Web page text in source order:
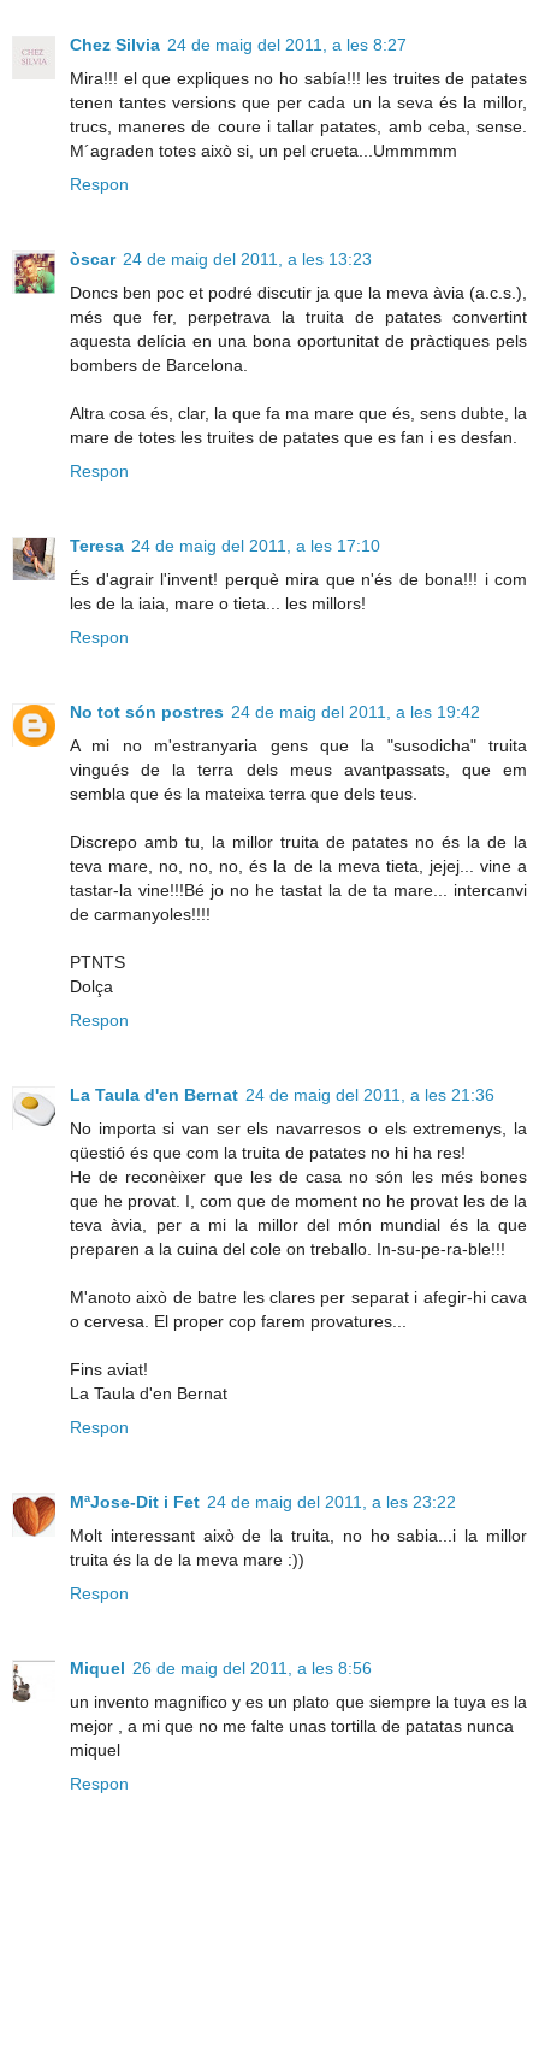
Chez Silvia 24 de maig del 2011, a les 8:27
Mira!!! el que expliques no ho sabía!!! les truites de patates
tenen tantes versions que per cada un la seva és la millor,
trucs, maneres de coure i tallar patates, amb ceba, sense.
M´agraden totes això si, un pel crueta...Ummmmm
Respon
òscar 24 de maig del 2011, a les 13:23
Doncs ben poc et podré discutir ja que la meva àvia (a.c.s.),
més que fer, perpetrava la truita de patates convertint
aquesta delícia en una bona oportunitat de pràctiques pels
bombers de Barcelona.
Altra cosa és, clar, la que fa ma mare que és, sens dubte, la
mare de totes les truites de patates que es fan i es desfan.
Respon
Teresa 24 de maig del 2011, a les 17:10
És d'agrair l'invent! perquè mira que n'és de bona!!! i com
les de la iaia, mare o tieta... les millors!
Respon
No tot són postres 24 de maig del 2011, a les 19:42
A mi no m'estranyaria gens que la "susodicha" truita
vingués de la terra dels meus avantpassats, que em
sembla que és la mateixa terra que dels teus.
Discrepo amb tu, la millor truita de patates no és la de la
teva mare, no, no, no, és la de la meva tieta, jejej... vine a
tastar-la vine!!!Bé jo no he tastat la de ta mare... intercanvi
de carmanyoles!!!!
PTNTS
Dolça
Respon
La Taula d'en Bernat 24 de maig del 2011, a les 21:36
No importa si van ser els navarresos o els extremenys, la
qüestió és que com la truita de patates no hi ha res!
He de reconèixer que les de casa no són les més bones
que he provat. I, com que de moment no he provat les de la
teva àvia, per a mi la millor del món mundial és la que
preparen a la cuina del cole on treballo. In-su-pe-ra-ble!!!
M'anoto això de batre les clares per separat i afegir-hi cava
o cervesa. El proper cop farem provatures...
Fins aviat!
La Taula d'en Bernat
Respon
MªJose-Dit i Fet 24 de maig del 2011, a les 23:22
Molt interessant això de la truita, no ho sabia...i la millor
truita és la de la meva mare :))
Respon
Miquel 26 de maig del 2011, a les 8:56
un invento magnifico y es un plato que siempre la tuya es la
mejor , a mi que no me falte unas tortilla de patatas nunca
miquel
Respon